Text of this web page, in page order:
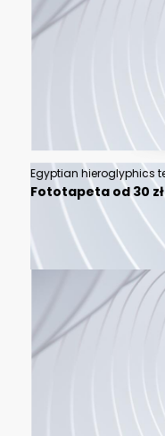
Fototapeta od 30 zł